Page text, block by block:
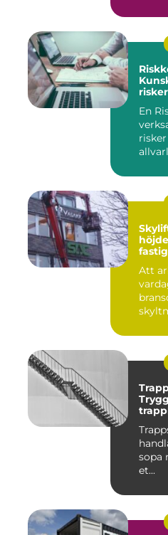
En
Skylift
Att
sopa
et...